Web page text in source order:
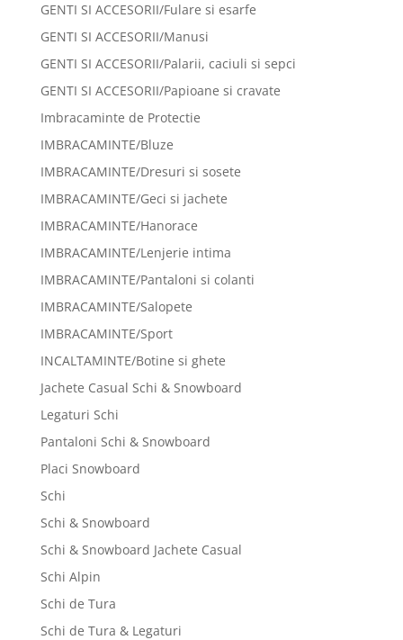
GENTI SI ACCESORII/Fulare si esarfe
GENTI SI ACCESORII/Manusi
GENTI SI ACCESORII/Palarii, caciuli si sepci
GENTI SI ACCESORII/Papioane si cravate
Imbracaminte de Protectie
IMBRACAMINTE/Bluze
IMBRACAMINTE/Dresuri si sosete
IMBRACAMINTE/Geci si jachete
IMBRACAMINTE/Hanorace
IMBRACAMINTE/Lenjerie intima
IMBRACAMINTE/Pantaloni si colanti
IMBRACAMINTE/Salopete
IMBRACAMINTE/Sport
INCALTAMINTE/Botine si ghete
Jachete Casual Schi & Snowboard
Legaturi Schi
Pantaloni Schi & Snowboard
Placi Snowboard
Schi
Schi & Snowboard
Schi & Snowboard Jachete Casual
Schi Alpin
Schi de Tura
Schi de Tura & Legaturi